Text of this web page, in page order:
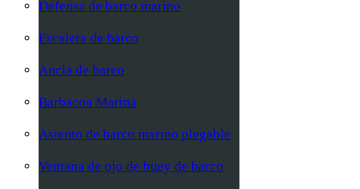
Defensa de barco marino
Escalera de barco
Ancla de barco
Barbacoa Marina
Asiento de barco marino plegable
Ventana de ojo de buey de barco